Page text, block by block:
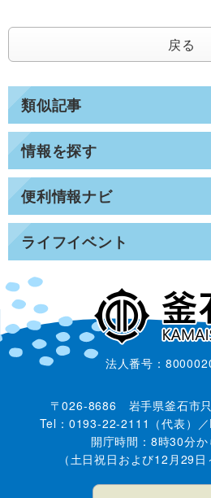
類似記事
情報を探す
便利情報ナビ
ライフイベント
戻る
法人番号：
〒026-8686 岩手県釜石市
Tel：0193-22-2111（代表）
開庁時間：8時30分
（土日祝日および12月29日